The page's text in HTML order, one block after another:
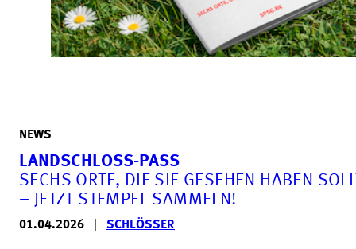
NEWS
LANDSCHLOSS-PASS
SECHS ORTE, DIE SIE GESEHEN HABEN
– JETZT STEMPEL SAMMELN!
01.04.2026 SCHLÖSSER